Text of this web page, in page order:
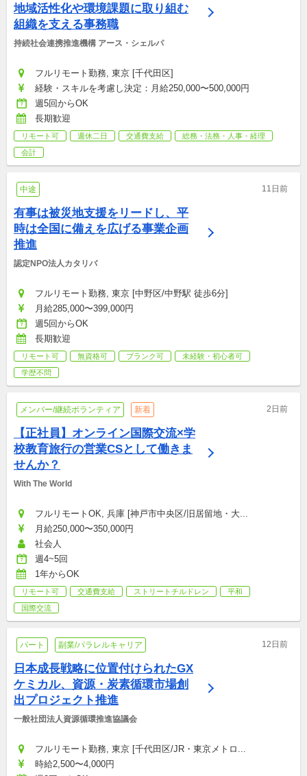
地域活性化や環境課題に取り組む
組織を支える事務職
持続社会連携推進機構 アース・シェルパ
フルリモート勤務, 東京 [千代田区]
経験・スキルを考慮し決定：月給250,000〜500,000円
週5回からOK
長期歓迎
リモート可 週休二日 交通費支給
総務・法務・人事・経理
会計
中途 11日前
有事は被災地支援をリードし、平
時は全国に備えを広げる事業企画
推進
認定NPO法人カタリバ
フルリモート勤務, 東京 [中野区/中野駅 徒歩6分]
月給285,000〜399,000円
週5回からOK
長期歓迎
リモート可 無資格可 ブランク可
未経験・初心者可
学歴不問
メンバー/継続ボランティア 新着 2日前
【正社員】オンライン国際交流×学
校教育旅行の営業CSとして働きま
せんか？
With The World
フルリモートOK, 兵庫 [神戸市中央区/旧居留地・大...
月給250,000〜350,000円
社会人
週4~5回
1年からOK
リモート可 交通費支給 ストリートチルドレン
平和
国際交流
パート 副業/パラレルキャリア 12日前
日本成長戦略に位置付けられたGX
ケミカル、資源・炭素循環市場創
出プロジェクト推進
一般社団法人資源循環推進協議会
フルリモート勤務, 東京 [千代田区/JR・東京メトロ...
時給2,500〜4,000円